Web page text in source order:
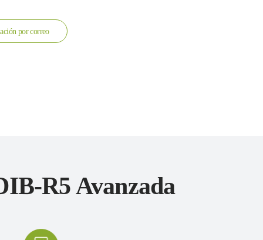
por correo
R5 Avanzada